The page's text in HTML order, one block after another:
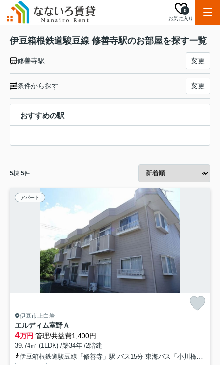
お気に入り
0
伊豆箱根鉄道駿豆線 修善寺駅のお部屋を探す一覧
修善寺駅 変更
条件から探す 変更
おすすめの駅
5棟 5件
アパート
伊豆市上白岩
エルディム室野Ａ
4万円 管理/共益費1,400円
39.74㎡ (1LDK) /築34年 /2階建
伊豆箱根鉄道駿豆線「修善寺」駅 バス15分 東海バス「小川橋（伊豆市）」 停歩3分